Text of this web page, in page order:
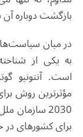
بازگشت دوباره
در میان
به یکی از
است. آنتونیو
مؤثرترین روش
2030
برای کشورهای